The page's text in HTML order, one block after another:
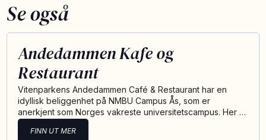
Se også
Andedammen Kafe og
Restaurant
Vitenparkens Andedammen Café & Restaurant har en
idyllisk beliggenhet på NMBU Campus Ås, som er
anerkjent som Norges vakreste universitetscampus. Her …
FINN UT MER